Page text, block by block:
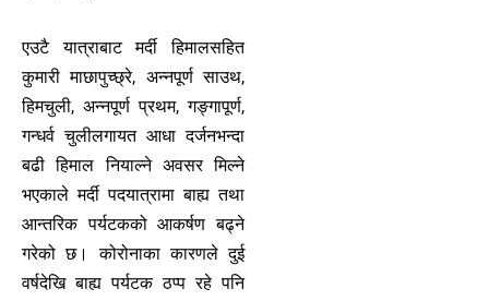
एउटै यात्राबाट मर्दी हिमालसहित
कुमारी माछापुच्छ्रे, अन्नपूर्ण साउथ,
हिमचुली, अन्नपूर्ण प्रथम, गङ्गापूर्ण,
गन्धर्व चुलीलगायत आधा दर्जनभन्दा
बढी हिमाल नियाल्ने अवसर मिल्ने
भएकाले मर्दी पदयात्रामा बाह्य तथा
आन्तरिक पर्यटकको आकर्षण बढ्ने
गरेको छ। कोरोनाका कारणले दुई
वर्षदेखि बाह्य पर्यटक ठप्प रहे पनि